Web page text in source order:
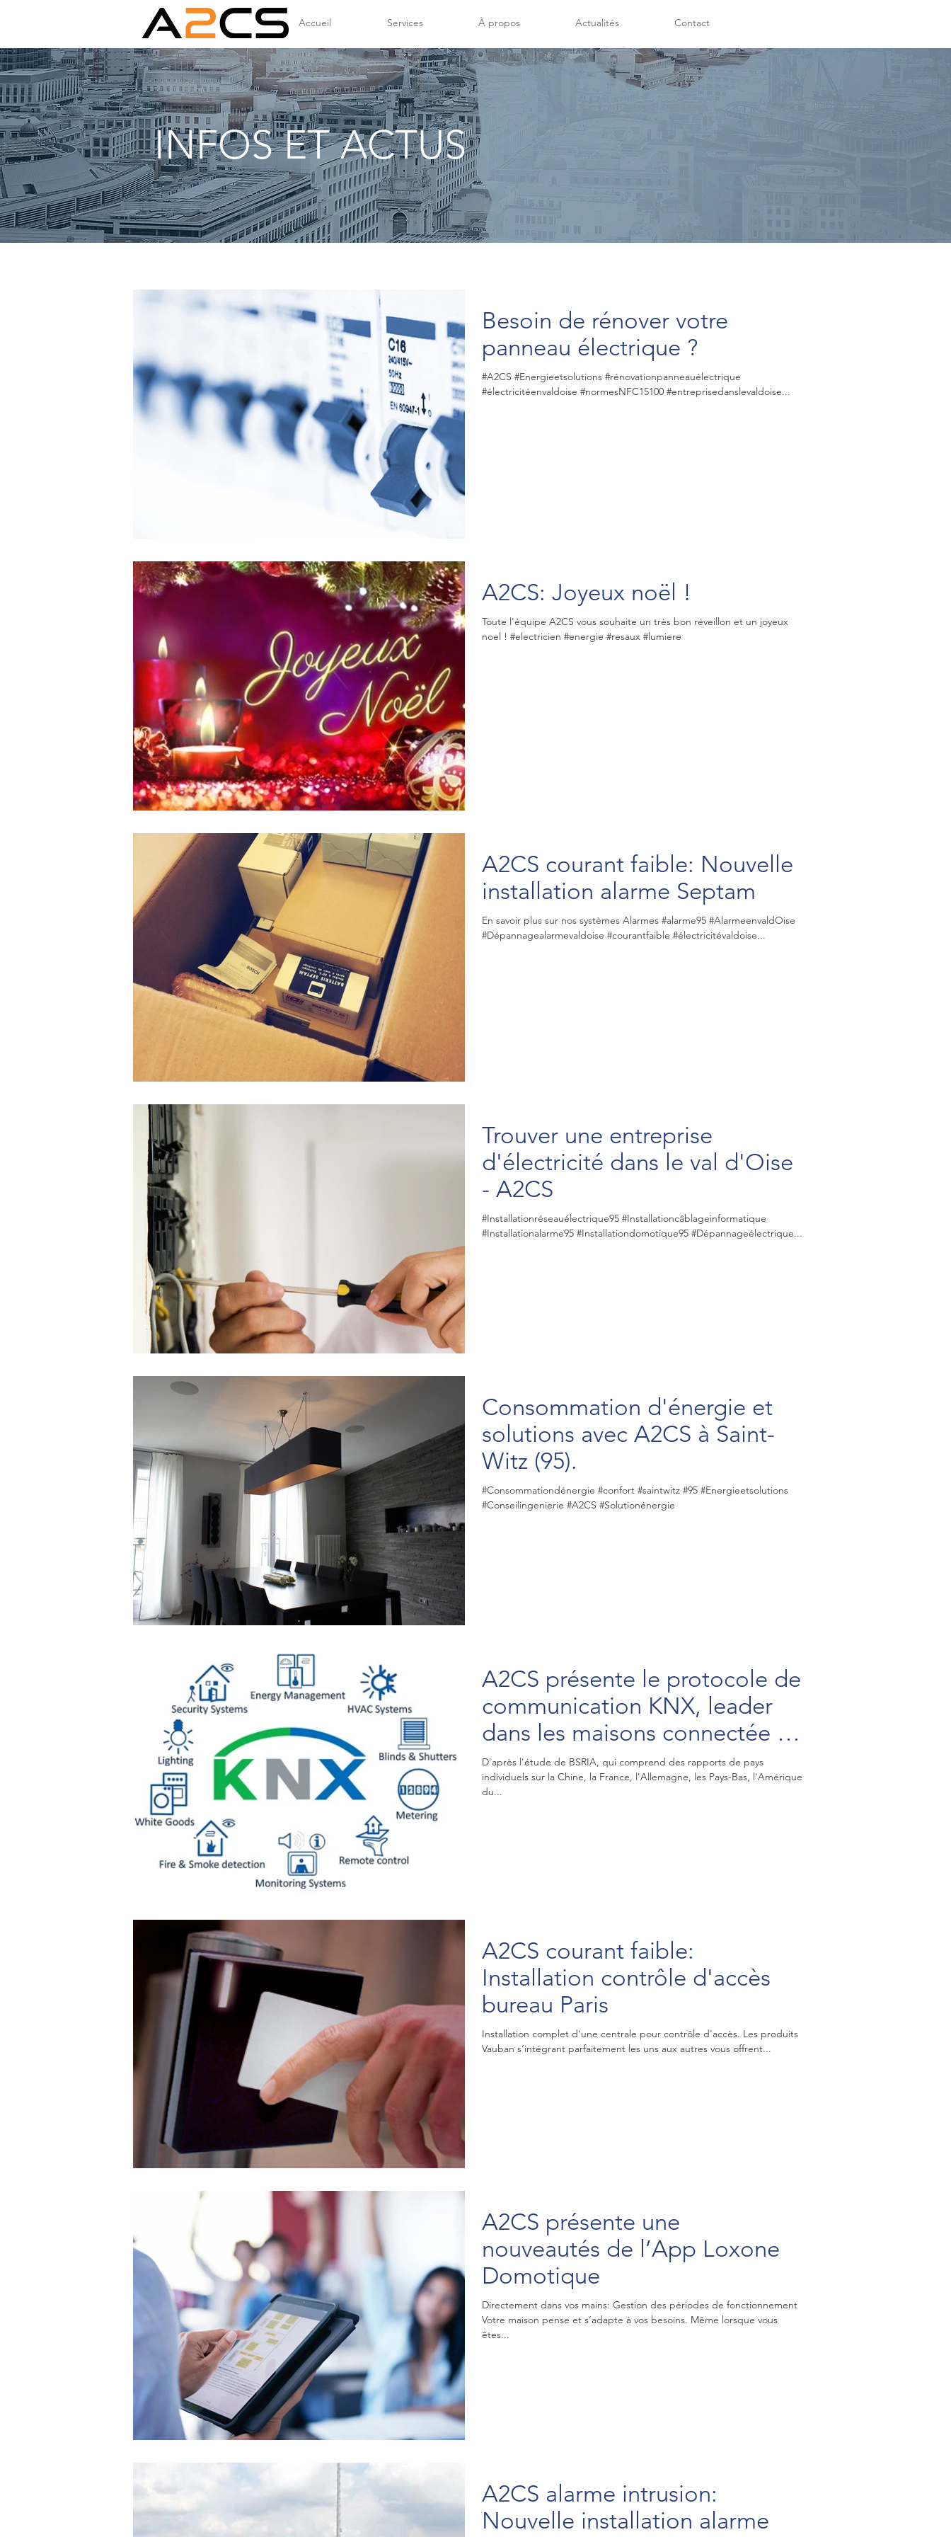
Accueil Services À propos Actualités Contact
INFOS ET ACTUS
Besoin de rénover votre
panneau électrique ?
#A2CS #Energieetsolutions #rénovationpanneauélectrique
#électricitéenvaldoise #normesNFC15100 #entreprisedanslevaldoise...
A2CS: Joyeux noël !
Toute l'équipe A2CS vous souhaite un très bon réveillon et un joyeux
noel ! #electricien #energie #resaux #lumiere
A2CS courant faible: Nouvelle
installation alarme Septam
En savoir plus sur nos systèmes Alarmes #alarme95 #AlarmeenvaldOise
#Dépannagealarmevaldoise #courantfaible #électricitévaldoise...
Trouver une entreprise
d'électricité dans le val d'Oise
- A2CS
#Installationréseauélectrique95 #Installationcâblageinformatique
#Installationalarme95 #Installationdomotique95 #Dépannageélectrique...
Consommation d'énergie et
solutions avec A2CS à Saint-
Witz (95).
#Consommationdénergie #confort #saintwitz #95 #Energieetsolutions
#Conseilingenierie #A2CS #Solutionénergie
A2CS présente le protocole de
communication KNX, leader
dans les maisons connectée /
le marché comme
D'après l'étude de BSRIA, qui comprend des rapports de pays
individuels sur la Chine, la France, l'Allemagne, les Pays-Bas, l'Amérique
du...
A2CS courant faible:
Installation contrôle d'accès
bureau Paris
Installation complet d'une centrale pour contrôle d'accès. Les produits
Vauban s’intégrant parfaitement les uns aux autres vous offrent...
A2CS présente une
nouveautés de l’App Loxone
Domotique
Directement dans vos mains: Gestion des périodes de fonctionnement
Votre maison pense et s’adapte à vos besoins. Même lorsque vous
êtes...
A2CS alarme intrusion:
Nouvelle installation alarme